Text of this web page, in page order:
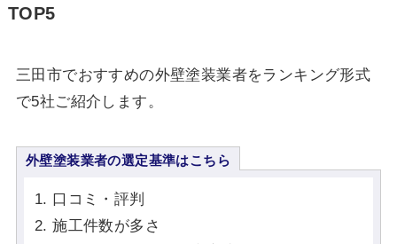
TOP5
三田市でおすすめの外壁塗装業者をランキング形式
で5社ご紹介します。
外壁塗装業者の選定基準はこちら
口コミ・評判
施工件数が多さ